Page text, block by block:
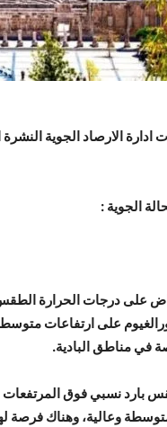
الارصاد الجوية النشرة
الجوية :
على درجات الحرارة
على ارتفاعات
في مناطق البادية.
بارد نسبي فوق المرتفعات
وعالية، وهناك